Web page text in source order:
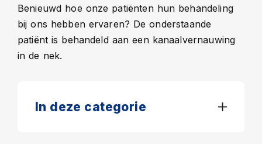
Benieuwd hoe onze patiënten hun behandeling
bij ons hebben ervaren? De onderstaande
patiënt is behandeld aan een kanaalvernauwing
in de nek.
In deze categorie